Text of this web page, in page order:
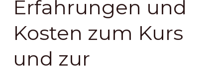
Erfahrungen und
Kosten zum Kurs
und zur